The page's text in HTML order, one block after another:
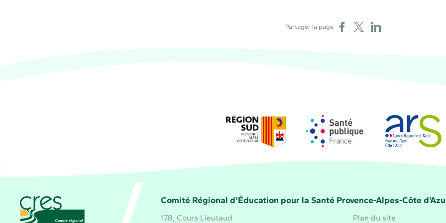
Partager la page Partager sur Facebook
Partager sur XPartager sur LinkedIn
Région Sud Santé publique FranceAgence
CRES Paca - Comité Régional d'Éducation pour la Santé Provence-Alpes-Côte d'Azur
Comité Régional d'Éducation pour la Santé Provence-Alpes-Côte
178, Cours Lieutaud
Plan du site